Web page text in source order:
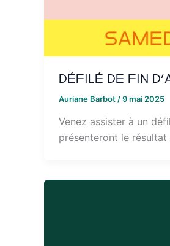
Défilé de fin
Auriane Barbot /9 mai 2025
Venez assister à un
présenteront le